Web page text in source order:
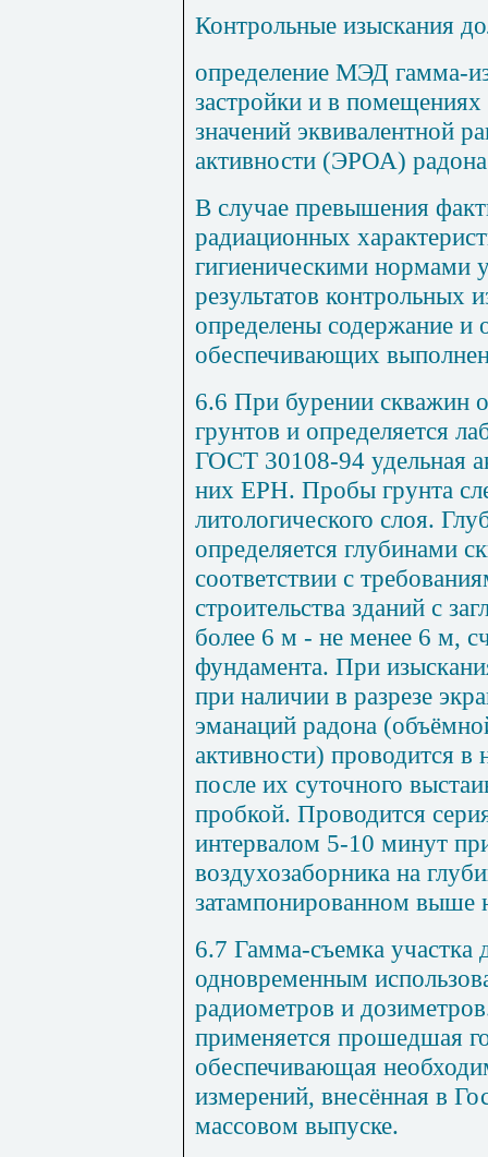
Контрольные изыскания
определение МЭД гамма-
застройки и в помещениях
значений эквивалентной
активности (ЭРОА)
В случае превышения
радиационных
гигиеническими нормами
результатов контрольных
определены содержание и
обеспечивающих
6.6 При бурении скважин
грунтов и определяется
ГОСТ 30108-94 удельная
них ЕРН. Пробы грунта
литологического слоя.
определяется глубинами
соответствии с
строительства зданий с
более 6 м - не менее 6 м,
фундамента. При
при наличии в разрезе
эманаций радона
активности) проводится
после их суточного
пробкой. Проводится
интервалом 5-10 минут
воздухозаборника на
затампонированном выше
6.7 Гамма-съемка участка
одновременным
радиометров и
применяется прошедшая
обеспечивающая
измерений, внесённая в
массовом выпуске.